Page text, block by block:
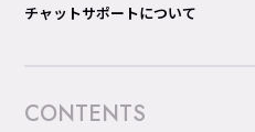
チャットサポートについて
CONTENTS